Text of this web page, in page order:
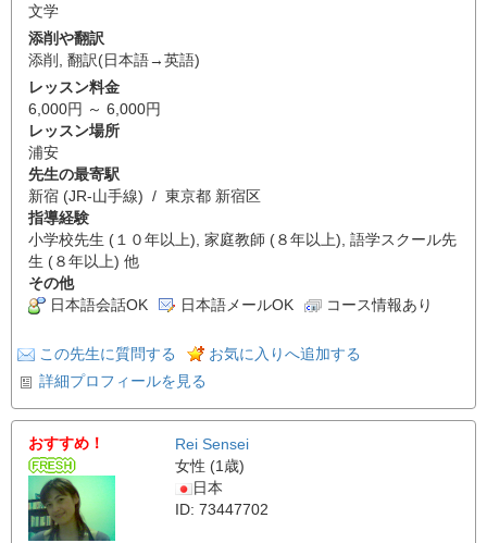
文学
添削や翻訳
添削
翻訳(日本語→英語)
レッスン料金
6,000円 ～ 6,000円
レッスン場所
浦安
先生の最寄駅
新宿 (JR-山手線) / 東京都 新宿区
指導経験
小学校先生 (１０年以上), 家庭教師 (８年以上), 語学スクール先
生 (８年以上) 他
その他
日本語会話OK
日本語メールOK コース情報あり
この先生に質問する
お気に入りへ追加する
詳細プロフィールを見る
おすすめ！
Rei Sensei
女性 (1歳)
日本
ID: 73447702